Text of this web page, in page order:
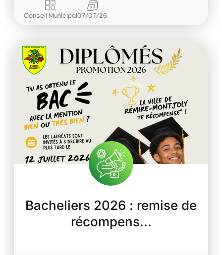
Conseil Municipal07/07/26
Bacheliers 2026 : remise de
récompens…